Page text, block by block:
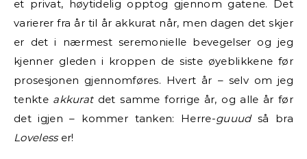
et privat, høytidelig opptog gjennom gatene. Det
varierer fra år til år akkurat når, men dagen det skjer
er det i nærmest seremonielle bevegelser og jeg
kjenner gleden i kroppen de siste øyeblikkene før
prosesjonen gjennomføres. Hvert år – selv om jeg
tenkte akkurat det samme forrige år, og alle år før
det igjen – kommer tanken: Herre-guuud så bra
Lovelesser!